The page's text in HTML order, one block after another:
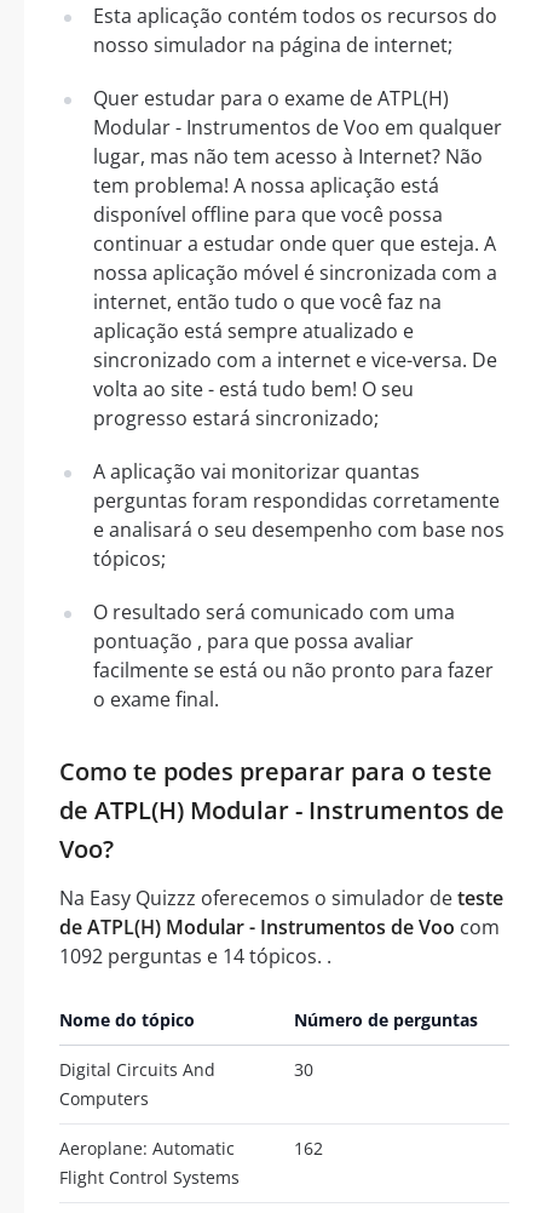
Esta aplicação contém todos os recursos do
nosso simulador na página de internet;
Quer estudar para o exame de ATPL(H)
Modular - Instrumentos de Voo em qualquer
lugar, mas não tem acesso à Internet? Não
tem problema! A nossa aplicação está
disponível offline para que você possa
continuar a estudar onde quer que esteja. A
nossa aplicação móvel é sincronizada com a
internet, então tudo o que você faz na
aplicação está sempre atualizado e
sincronizado com a internet e vice-versa. De
volta ao site - está tudo bem! O seu
progresso estará sincronizado;
A aplicação vai monitorizar quantas
perguntas foram respondidas corretamente
e analisará o seu desempenho com base nos
tópicos;
O resultado será comunicado com uma
pontuação , para que possa avaliar
facilmente se está ou não pronto para fazer
o exame final.
Como te podes preparar para o teste
de ATPL(H) Modular - Instrumentos de
Voo?
Na Easy Quizzz oferecemos o simulador deteste
de ATPL(H) Modular - Instrumentos de Voo com
1092 perguntas e 14 tópicos. .
Nome do tópico Número de perguntas
Digital Circuits And
Computers
30
Aeroplane: Automatic
Flight Control Systems
162